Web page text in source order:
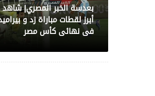
بعدسة الخبر المصري| شاهد
أبرز لقطات مباراة زد و
فى نهائى كأس مصر